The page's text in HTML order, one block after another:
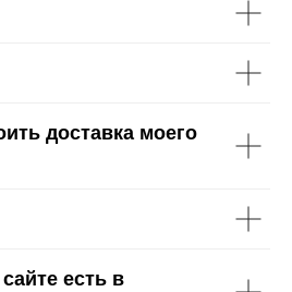
доставка моего
есть в